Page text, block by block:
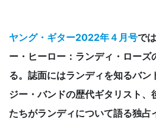
ヤング・ギター2022年４月号で
ー・ヒーロー：ランディ・ローズ
る。誌面にはランディを知るバン
ジー・バンドの歴代ギタリスト、
たちがランディについて語る独占